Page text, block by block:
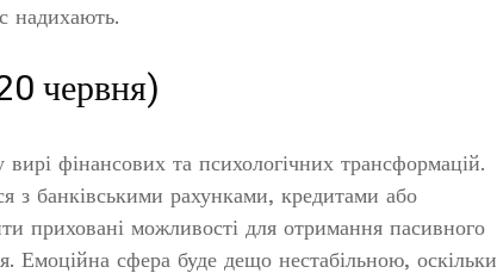
надихають.
червня)
фінансових та психологічних трансформацій.
з банківськими рахунками, кредитами або
приховані можливості для отримання пасивного
Емоційна сфера буде дещо нестабільною, оскільки